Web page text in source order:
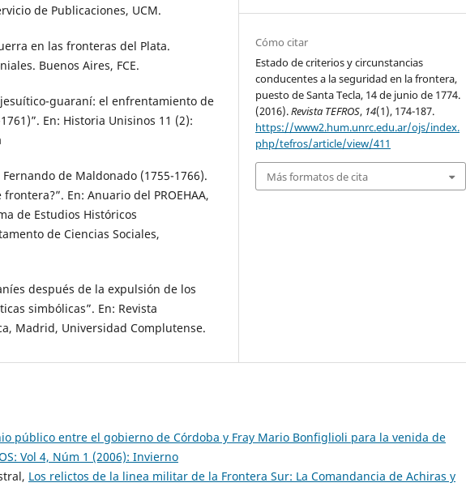
de Publicaciones, UCM.
en las fronteras del Plata.
Buenos Aires, FCE.
jesuítico-guaraní: el enfrentamiento de
En: Historia Unisinos 11 (2):
Fernando de Maldonado (1755-1766).
En: Anuario del PROEHAA,
de Estudios Históricos
de Ciencias Sociales,
después de la expulsión de los
simbólicas”. En: Revista
Madrid, Universidad Complutense.
Cómo citar
Estado de criterios y circunstancias
conducentes a la seguridad en la frontera,
puesto de Santa Tecla, 14 de junio de 1774.
(2016).Revista TEFROS, 14(1), 174-187.
https://www2.hum.unrc.edu.ar/ojs/index.
php/tefros/article/view/411
Más formatos de cita
público entre el gobierno de Córdoba y Fray Mario Bonfiglioli para la venida de
Vol 4, Núm 1 (2006): Invierno
Los relictos de la linea militar de la Frontera Sur: La Comandancia de Achiras y